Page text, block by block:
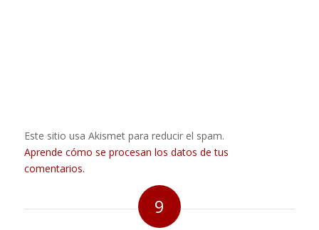
Este sitio usa Akismet para reducir el spam.
Aprende cómo se procesan los datos de tus
comentarios.
9